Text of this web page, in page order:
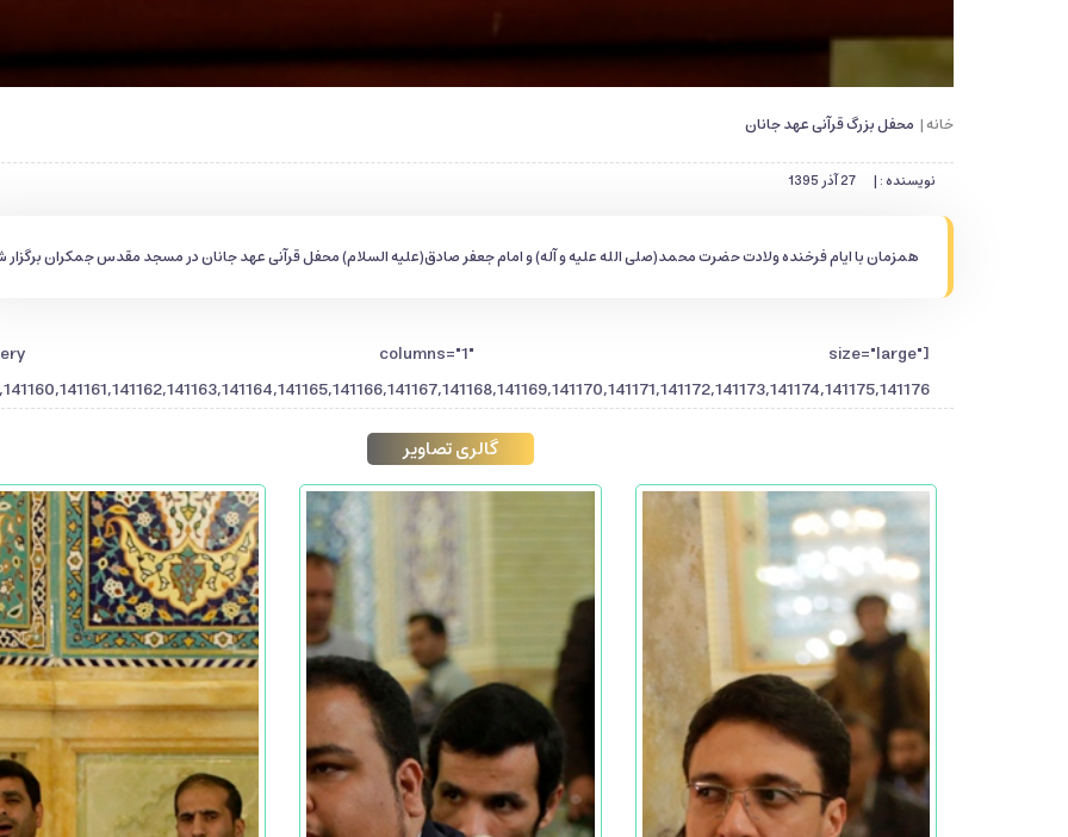
خانه | محفل بزرگ قرآنی عهد جانان
نویسنده : | 27 آذر 1395
همزمان با ایام فرخنده ولادت حضرت محمد(صلی الله علیه و آله) و امام جعفر صادق(علیه السلام) محفل قرآنی عهد جانان در مسجد مقدس جمکران برگزار
columns="1" size="large"
گالری تصاویر